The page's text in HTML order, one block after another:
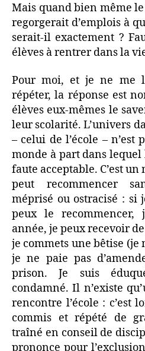
Mais quand bien même
regorgerait d’emplois à
serait-il exactement ?
élèves à rentrer dans la
Pour moi, et je ne me
répéter, la réponse est
élèves eux-mêmes le
leur scolarité. L’univers
– celui de l’école – n’est
monde à part dans lequel
faute acceptable. C’est
peut recommencer
méprisé ou ostracisé : si
peux le
année, je peux recevoir
je commets une bêtise (je
je ne paie pas
prison. Je suis
condamné. Il n’existe
rencontre l’école : c’est
commis et répété de
traîné en conseil de
prononce pour